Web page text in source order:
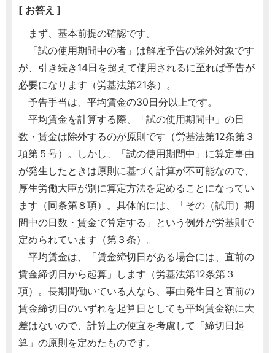
[ お答え ]
まず、基本前提の確認です。
「試の使用期間中の者」は解雇予告の除外対象です
が、引き続き14日を超えて使用されるに至れば予告が
必要になります（労基法第21条）。
予告手当は、平均賃金の30日分以上です。
平均賃金を計算する際、「試の使用期間中」の日
数・賃金は除外するのが原則です（労基法第12条第３
項第５号）。しかし、「試の使用期間中」に算定事由
が発生したときは原則に基づく計算が不可能なので、
厚生労働大臣が別に算定方法を定めることになってい
ます（同条第８項）。具体的には、「その（試用）期
間中の日数・賃金で算定する」という例外が労基則で
定められています（第３条）。
平均賃金は、「賃金締切日がある場合には、直前の
賃金締切日から起算」します（労基法第12条第３
項）。長期間働いている人なら、事由発生日と直前の
賃金締切日のいずれを起算日としても平均賃金額に大
差はないので、計算上の便宜を考慮して「締切日起
算」の原則を定めたものです。